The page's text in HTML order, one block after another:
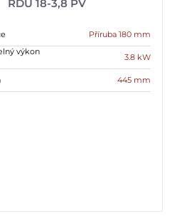
RDU 18-3,8 PV
Příruba 180 mm
výkon
3.8 kW
445 mm